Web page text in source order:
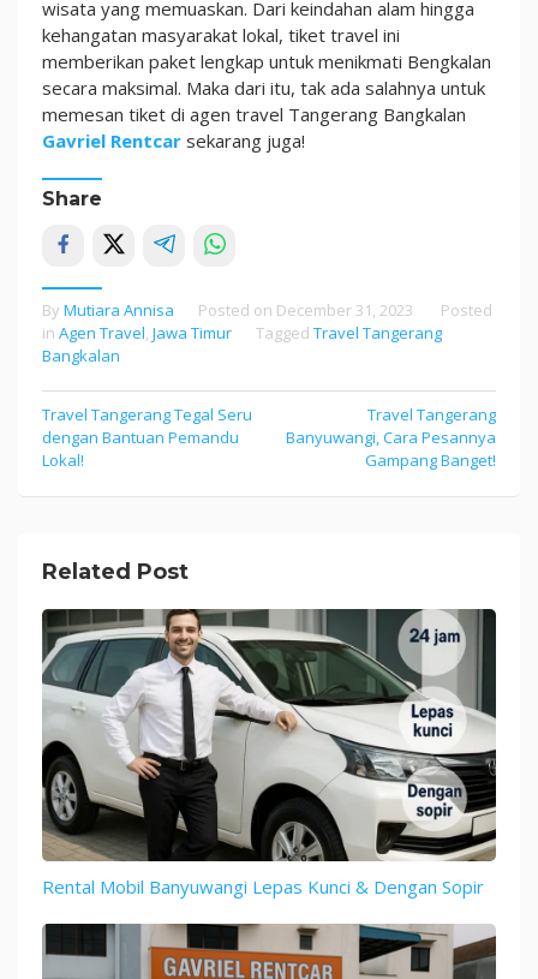
wisata yang memuaskan. Dari keindahan alam hingga
kehangatan masyarakat lokal, tiket travel ini
memberikan paket lengkap untuk menikmati Bengkalan
secara maksimal. Maka dari itu, tak ada salahnya untuk
memesan tiket di agen travel Tangerang Bangkalan
Gavriel Rentcar sekarang juga!
Share
By Mutiara Annisa Posted on December 31, 2023
Posted
in Agen Travel, Jawa Timur Tagged Travel Tangerang
Bangkalan
Post
navigation
Travel Tangerang Tegal Seru
dengan Bantuan Pemandu
Lokal!
Travel Tangerang
Banyuwangi, Cara Pesannya
Gampang Banget!
Related Post
Rental Mobil Banyuwangi Lepas Kunci & Dengan Sopir